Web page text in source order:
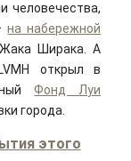
человечества,
на набережной
Ширака. А
открыл в
Фонд Луи
города.
этого